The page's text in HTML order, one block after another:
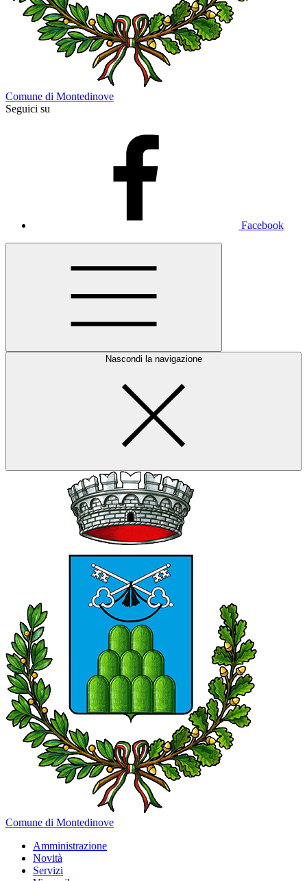
Comune di Montedinove
Seguici su
Facebook
Nascondi la navigazione
Comune di Montedinove
Amministrazione
Novità
Servizi